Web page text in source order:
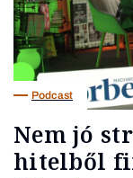
Podcast
Nem jó
hitelből